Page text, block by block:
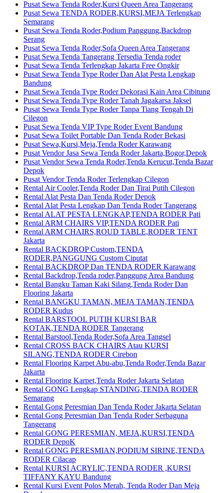
Pusat Sewa Tenda Roder,Kursi Queen Area Tangerang
Pusat Sewa TENDA RODER,KURSI,MEJA Terlengkap
Semarang
Pusat Sewa Tenda Roder,Podium Panggung,Backdrop
Serang
Pusat Sewa Tenda Roder,Sofa Queen Area Tangerang
Pusat Sewa Tenda Tangerang Tersedia Tenda roder
Pusat Sewa Tenda Terlengkap Jakarta Free Ongkir
Pusat Sewa Tenda Type Roder Dan Alat Pesta Lengkap
Bandung
Pusat Sewa Tenda Type Roder Dekorasi Kain Area Cibitung
Pusat Sewa Tenda Type Roder Tanah Jagakarsa Jaksel
Pusat Sewa Tenda Type Roder Tanpa Tiang Tengah Di
Cilegon
Pusat Sewa Tenda VIP Type Roder Event Bandung
Pusat Sewa Toilet Portable Dan Tenda Roder Bekasi
Pusat Sewa,Kursi,Meja,Tenda Roder Karawang
Pusat Vendor Jasa Sewa Tenda Roder Jakarta,Bogor,Depok
Pusat Vendor Sewa Tenda Roder,Tenda Kerucut,Tenda Bazar
Depok
Pusat Vendor Tenda Roder Terlengkap Cilegon
Rental Air Cooler,Tenda Roder Dan Tirai Putih Cilegon
Rental Alat Pesta Dan Tenda Roder Depok
Rental Alat Pesta Lengkap Dan Tenda Roder Tangerang
Rental ALAT PESTA LENGKAP,TENDA RODER Pati
Rental ARM CHAIRS VIP,TENDA RODER Pati
Rental ARM CHAIRS,ROUD TABLE,RODER TENT
Jakarta
Rental BACKDROP Custom,TENDA
RODER,PANGGUNG Custom Ciputat
Rental BACKDROP Dan TENDA RODER Karawang
Rental Backdrop,Tenda roder,Panggung Area Bandung
Rental Bangku Taman Kaki Silang,Tenda Roder Dan
Flooring Jakarta
Rental BANGKU TAMAN, MEJA TAMAN,TENDA
RODER Kudus
Rental BARSTOOL PUTIH KURSI BAR
KOTAK,TENDA RODER Tangerang
Rental Barstool,Tenda Roder,Sofa Area Tangsel
Rental CROSS BACK CHAIRS Atau KURSI
SILANG,TENDA RODER Cirebon
Rental Flooring Karpet Abu-abu,Tenda Roder,Tenda Bazar
Jakarta
Rental Flooring Karpet,Tenda Roder Jakarta Selatan
Rental GONG Lengkap STANDING,TENDA RODER
Semarang
Rental Gong Peresmian Dan Tenda Roder Jakarta Selatan
Rental Gong Peresmian Dan Tenda Roder Serbaguna
Tangerang
Rental GONG PERESMIAN, MEJA,KURSI,TENDA
RODER DepoK
Rental GONG PERESMIAN,PODIUM SIRINE,TENDA
RODER Cilacap
Rental KURSI ACRYLIC,TENDA RODER ,KURSI
TIFFANY KAYU Bandung
Rental Kursi Event Polos Merah, Tenda Roder Dan Meja